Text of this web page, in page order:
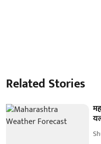
Related Stories